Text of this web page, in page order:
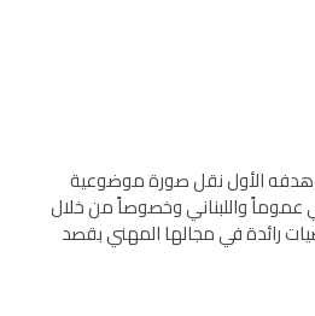
الأول نقل صورة موضوعية
واللبناني وخصوصاً من خلال
رائدة في مجالها المهني بقصد